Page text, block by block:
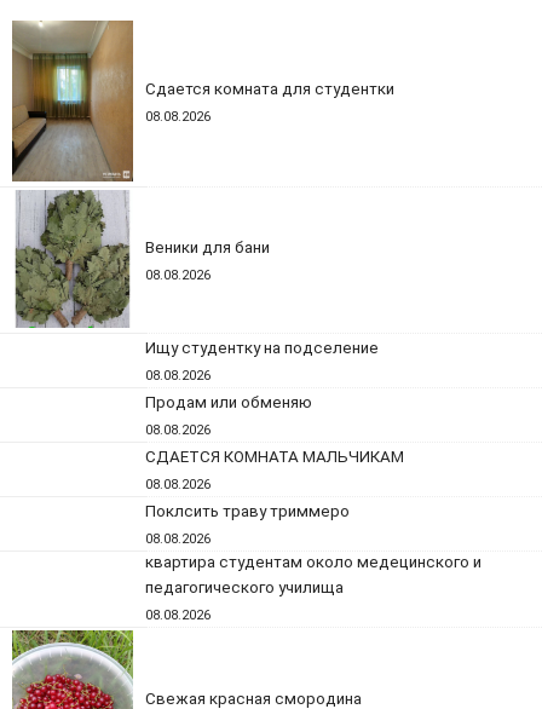
Сдается комната для студентки
08.08.2026
Веники для бани
08.08.2026
Ищу студентку на подселение
08.08.2026
Продам или обменяю
08.08.2026
СДАЕТСЯ КОМНАТА МАЛЬЧИКАМ
08.08.2026
Поклсить траву триммеро
08.08.2026
квартира студентам около медецинского и
педагогического училища
08.08.2026
Свежая красная смородина